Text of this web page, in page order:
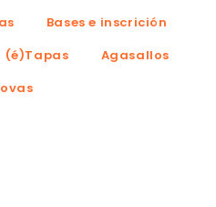
Bases e inscrición
(é)Tapas
Agasallos